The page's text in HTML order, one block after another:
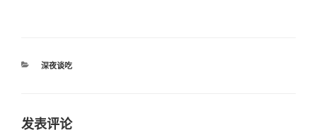
分
深夜谈吃
发表评论